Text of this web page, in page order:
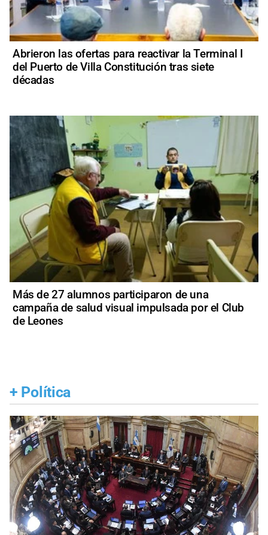
Abrieron las ofertas para reactivar la Terminal I
del Puerto de Villa Constitución tras siete
décadas
Más de 27 alumnos participaron de una
campaña de salud visual impulsada por el Club
de Leones
+ Política